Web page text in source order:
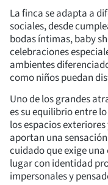
La finca se adapta a
sociales, desde
bodas íntimas, baby
celebraciones
ambientes
como niños puedan
Uno de los grandes
es su equilibrio entre
los espacios
aportan una
cuidado que exige
lugar con identidad
impersonales y